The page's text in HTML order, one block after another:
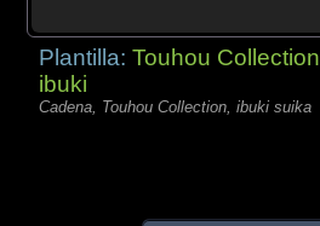
Plantilla:Touhou Collection
ibuki
Cadena, Touhou Collection, ibuki suika